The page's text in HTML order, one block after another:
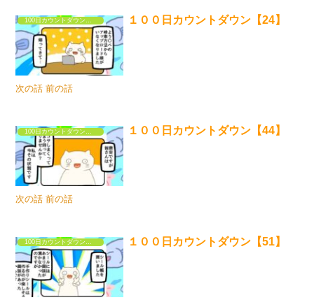
100日カウントダウンするだけの漫画① １００日カウントダウン【24】
次の話 前の話
１００日カウントダウン【44】
次の話 前の話
100日カウントダウンするだけの漫画① １００日カウントダウン【51】